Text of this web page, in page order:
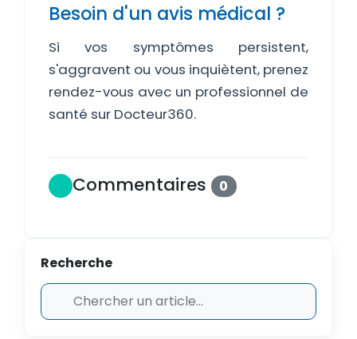
Besoin d'un avis médical ?
Si vos symptômes persistent,
s'aggravent ou vous inquiètent, prenez
rendez-vous avec un professionnel de
santé sur Docteur360.
Commentaires 0
Recherche